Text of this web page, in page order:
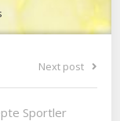
Next post
Sportler